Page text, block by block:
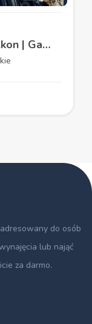
2019 | Dwustronne | Duży balkon | Garaż |
do osób
lub nająć
za darmo.